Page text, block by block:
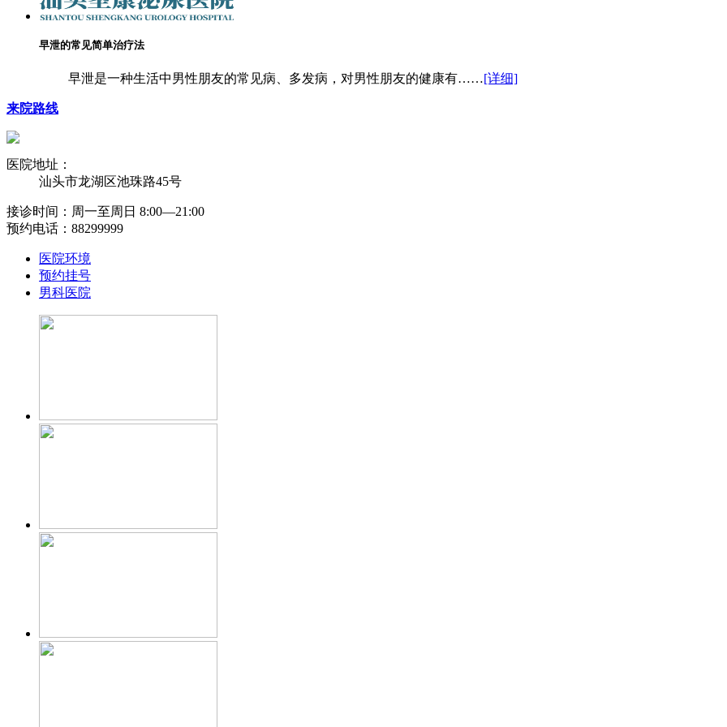
早泄的常见简单治疗法
早泄是一种生活中男性朋友的常见病、多发病，对男性朋友的健康有……[详细]
来院路线
医院地址：
汕头市龙湖区池珠路45号
接诊时间：周一至周日 8:00―21:00
预约电话：88299999
医院环境
预约挂号
男科医院